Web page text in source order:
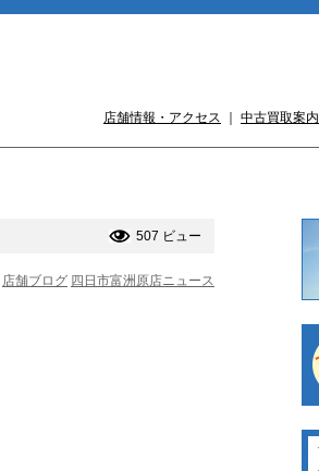
店舗情報・アクセス 中古買取案内
507 ビュー
店舗ブログ 四日市富洲原店ニュース